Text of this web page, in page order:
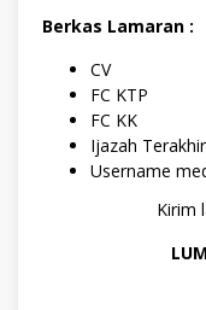
Berkas Lamaran :
CV
FC KTP
FC KK
Ijazah Terakhir
Username
Kirim